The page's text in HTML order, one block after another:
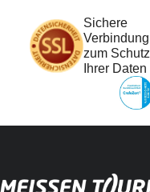
Sichere
Verbindung
zum Schutz
Ihrer Daten